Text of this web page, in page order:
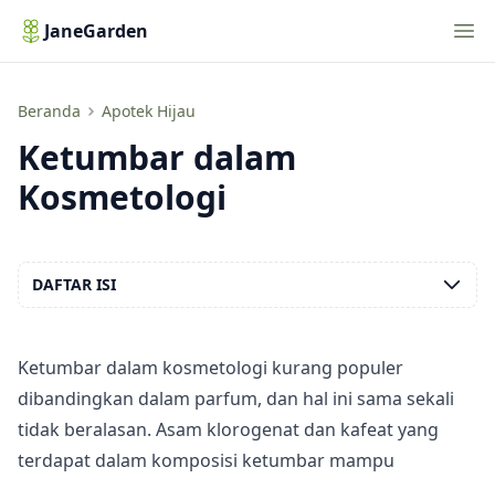
JaneGarden
Beranda Apotek Hijau
Ketumbar dalam Kosmetologi
Ketumbar dalam
Kosmetologi
Ketumbar dalam kosmetologi kurang populer
dibandingkan dalam parfum, dan hal ini sama sekali
tidak beralasan. Asam klorogenat dan kafeat yang
terdapat dalam komposisi ketumbar mampu
DAFTAR ISI